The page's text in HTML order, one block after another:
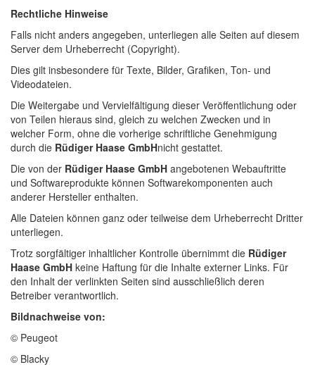
Rechtliche Hinweise
Falls nicht anders angegeben, unterliegen alle Seiten auf diesem
Server dem Urheberrecht (Copyright).
Dies gilt insbesondere für Texte, Bilder, Grafiken, Ton- und
Videodateien.
Die Weitergabe und Vervielfältigung dieser Veröffentlichung oder
von Teilen hieraus sind, gleich zu welchen Zwecken und in
welcher Form, ohne die vorherige schriftliche Genehmigung
durch die Rüdiger Haase GmbHnicht gestattet.
Die von der Rüdiger Haase GmbH angebotenen Webauftritte
und Softwareprodukte können Softwarekomponenten auch
anderer Hersteller enthalten.
Alle Dateien können ganz oder teilweise dem Urheberrecht Dritter
unterliegen.
Trotz sorgfältiger inhaltlicher Kontrolle übernimmt die Rüdiger
Haase GmbH keine Haftung für die Inhalte externer Links. Für
den Inhalt der verlinkten Seiten sind ausschließlich deren
Betreiber verantwortlich.
Bildnachweise von:
© Peugeot
© Blacky